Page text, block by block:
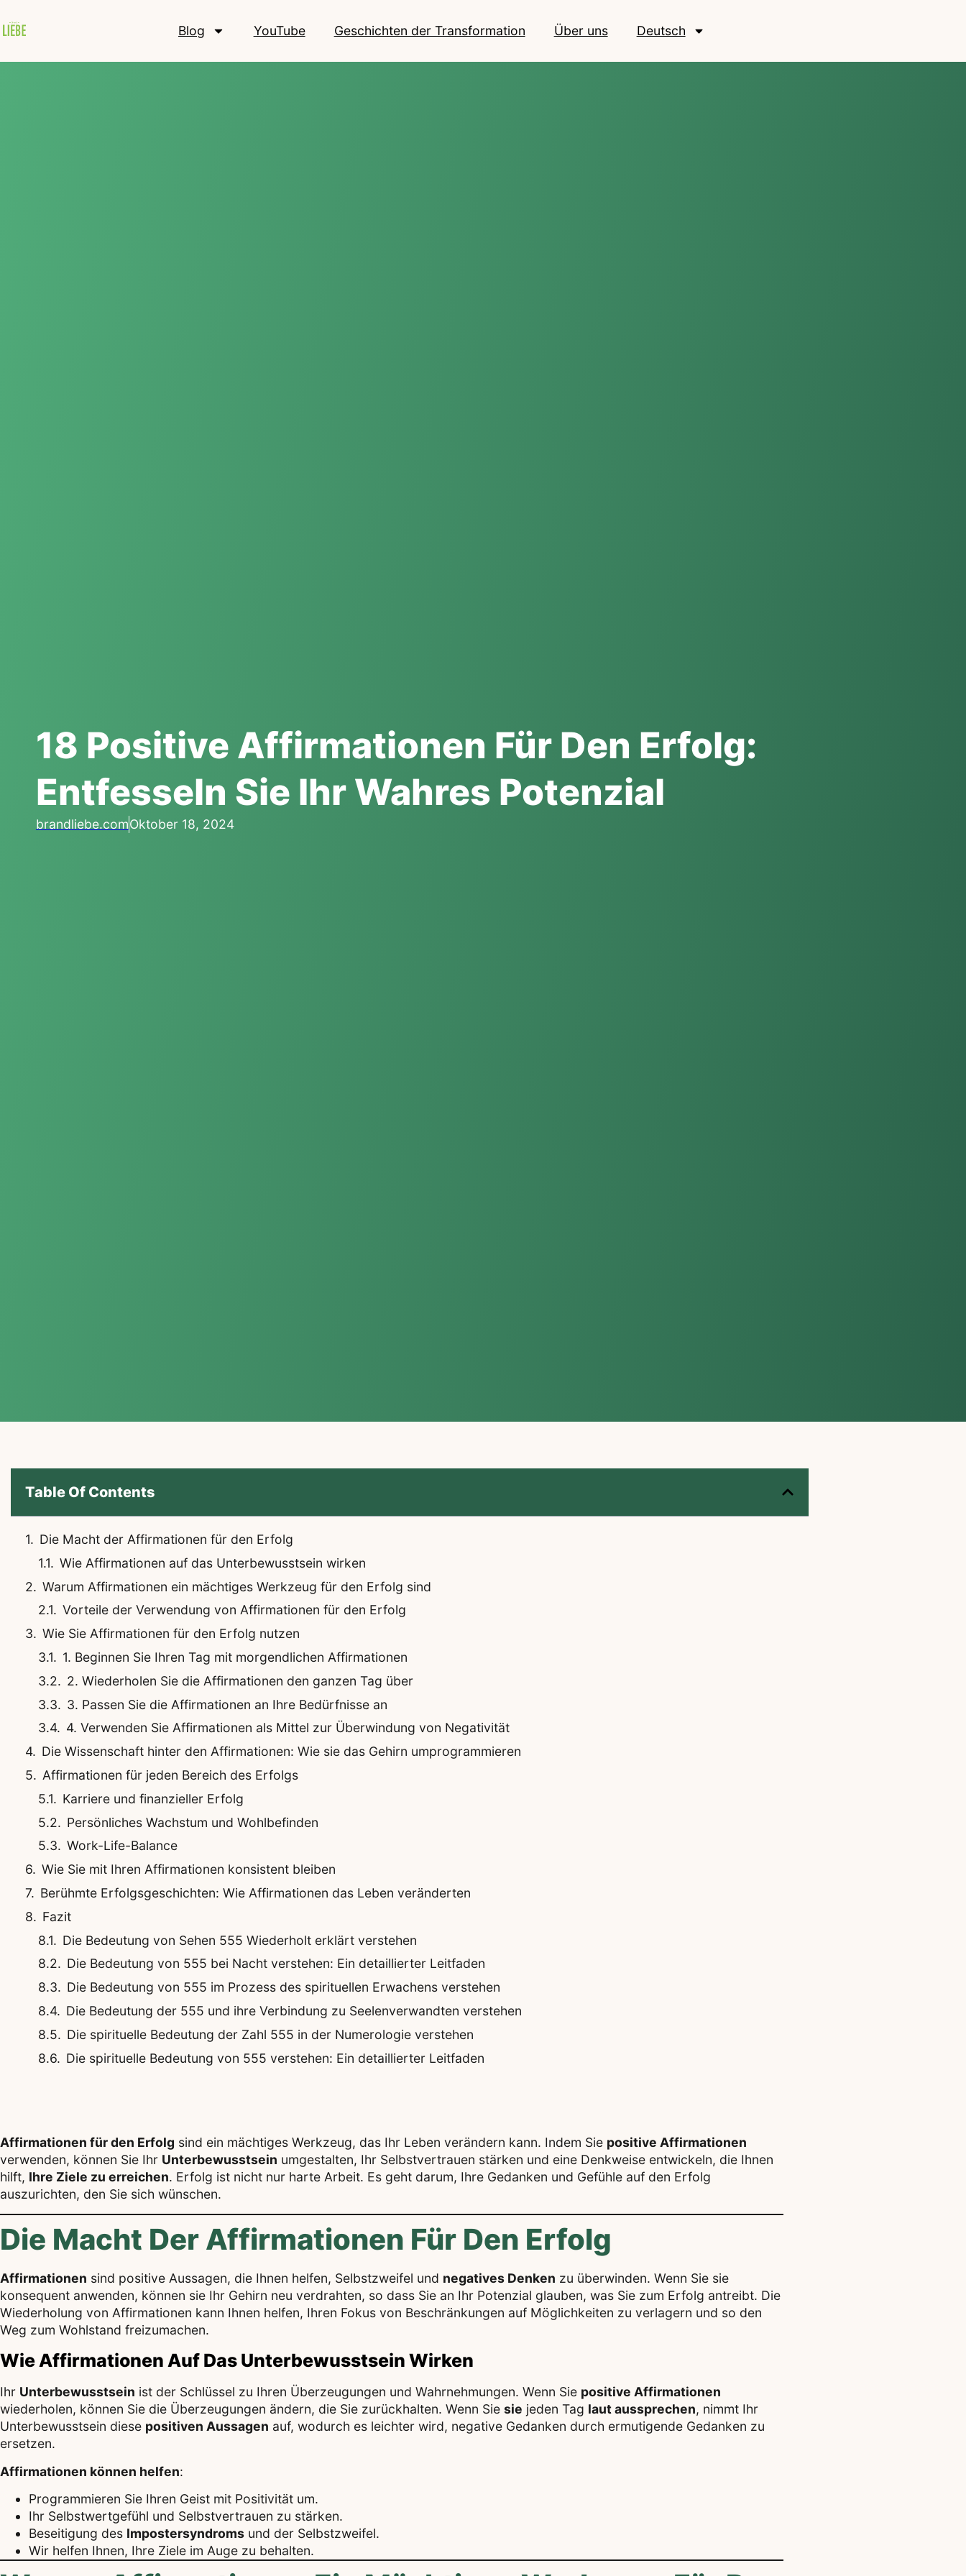
Blog YouTube Geschichten der Transformation Über uns Deutsch
18 Positive Affirmationen Für Den Erfolg:
Entfesseln Sie Ihr Wahres Potenzial
brandliebe.comOktober 18, 2024
Table Of Contents
Die Macht der Affirmationen für den Erfolg
Wie Affirmationen auf das Unterbewusstsein wirken
Warum Affirmationen ein mächtiges Werkzeug für den Erfolg sind
Vorteile der Verwendung von Affirmationen für den Erfolg
Wie Sie Affirmationen für den Erfolg nutzen
1. Beginnen Sie Ihren Tag mit morgendlichen Affirmationen
2. Wiederholen Sie die Affirmationen den ganzen Tag über
3. Passen Sie die Affirmationen an Ihre Bedürfnisse an
4. Verwenden Sie Affirmationen als Mittel zur Überwindung von Negativität
Die Wissenschaft hinter den Affirmationen: Wie sie das Gehirn umprogrammieren
Affirmationen für jeden Bereich des Erfolgs
Karriere und finanzieller Erfolg
Persönliches Wachstum und Wohlbefinden
Work-Life-Balance
Wie Sie mit Ihren Affirmationen konsistent bleiben
Berühmte Erfolgsgeschichten: Wie Affirmationen das Leben veränderten
Fazit
Die Bedeutung von Sehen 555 Wiederholt erklärt verstehen
Die Bedeutung von 555 bei Nacht verstehen: Ein detaillierter Leitfaden
Die Bedeutung von 555 im Prozess des spirituellen Erwachens verstehen
Die Bedeutung der 555 und ihre Verbindung zu Seelenverwandten verstehen
Die spirituelle Bedeutung der Zahl 555 in der Numerologie verstehen
Die spirituelle Bedeutung von 555 verstehen: Ein detaillierter Leitfaden
Affirmationen für den Erfolg sind ein mächtiges Werkzeug, das Ihr Leben verändern kann. Indem Sie positive Affirmationen
verwenden, können Sie Ihr Unterbewusstsein umgestalten, Ihr Selbstvertrauen stärken und eine Denkweise entwickeln, die Ihnen
hilft, Ihre Ziele zu erreichen. Erfolg ist nicht nur harte Arbeit. Es geht darum, Ihre Gedanken und Gefühle auf den Erfolg
auszurichten, den Sie sich wünschen.
Die Macht Der Affirmationen Für Den Erfolg
Affirmationen sind positive Aussagen, die Ihnen helfen, Selbstzweifel und negatives Denken zu überwinden. Wenn Sie sie
konsequent anwenden, können sie Ihr Gehirn neu verdrahten, so dass Sie an Ihr Potenzial glauben, was Sie zum Erfolg antreibt. Die
Wiederholung von Affirmationen kann Ihnen helfen, Ihren Fokus von Beschränkungen auf Möglichkeiten zu verlagern und so den
Weg zum Wohlstand freizumachen.
Wie Affirmationen Auf Das Unterbewusstsein Wirken
Ihr Unterbewusstsein ist der Schlüssel zu Ihren Überzeugungen und Wahrnehmungen. Wenn Sie positive Affirmationen
wiederholen, können Sie die Überzeugungen ändern, die Sie zurückhalten. Wenn Sie sie jeden Tag laut aussprechen, nimmt Ihr
Unterbewusstsein diese positiven Aussagen auf, wodurch es leichter wird, negative Gedanken durch ermutigende Gedanken zu
ersetzen.
Affirmationen können helfen:
Programmieren Sie Ihren Geist mit Positivität um.
Ihr Selbstwertgefühl und Selbstvertrauen zu stärken.
Beseitigung des Impostersyndroms und der Selbstzweifel.
Wir helfen Ihnen, Ihre Ziele im Auge zu behalten.